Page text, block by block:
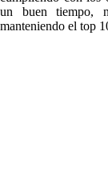
un buen tiempo,
manteniendo el top